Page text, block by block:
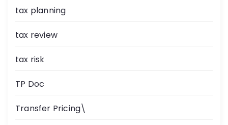
tax planning
tax review
tax risk
TP Doc
Transfer Pricing\